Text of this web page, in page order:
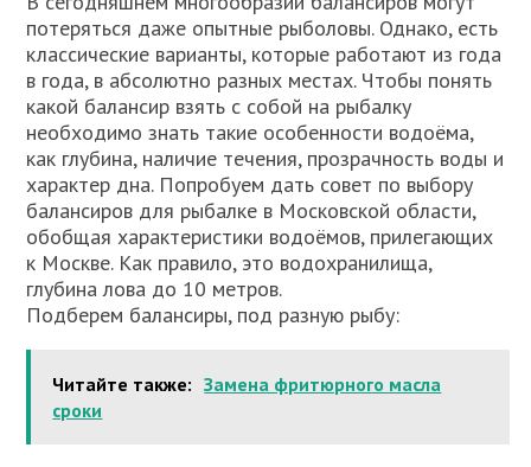
потеряться даже опытные рыболовы. Однако, есть
классические варианты, которые работают из года
в года, в абсолютно разных местах. Чтобы понять
какой балансир взять с собой на рыбалку
необходимо знать такие особенности водоёма,
как глубина, наличие течения, прозрачность воды и
характер дна. Попробуем дать совет по выбору
балансиров для рыбалке в Московской области,
обобщая характеристики водоёмов, прилегающих
к Москве. Как правило, это водохранилища,
глубина лова до 10 метров.
Подберем балансиры, под разную рыбу:
Читайте также: Замена фритюрного масла
сроки